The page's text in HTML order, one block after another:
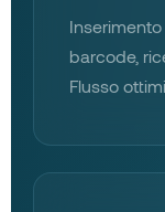
barcode,
Flusso